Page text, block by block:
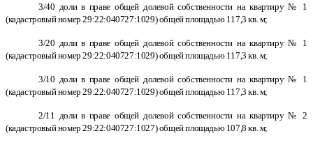
3/40 доли в праве общей долевой собственности на квартиру № 1
(кадастровый номер 29:22:040727:1029) общей площадью 117,3 кв. м;
3/20 доли в праве общей долевой собственности на квартиру № 1
(кадастровый номер 29:22:040727:1029) общей площадью 117,3 кв. м;
3/10 доли в праве общей долевой собственности на квартиру № 1
(кадастровый номер 29:22:040727:1029) общей площадью 117,3 кв. м;
2/11 доли в праве общей долевой собственности на квартиру № 2
(кадастровый номер 29:22:040727:1027) общей площадью 107,8 кв. м;